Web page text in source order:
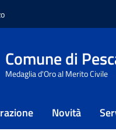
Comune di
Medaglia d'Oro al Merito Civile
Novità